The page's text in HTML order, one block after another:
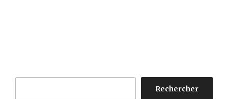
Rechercher